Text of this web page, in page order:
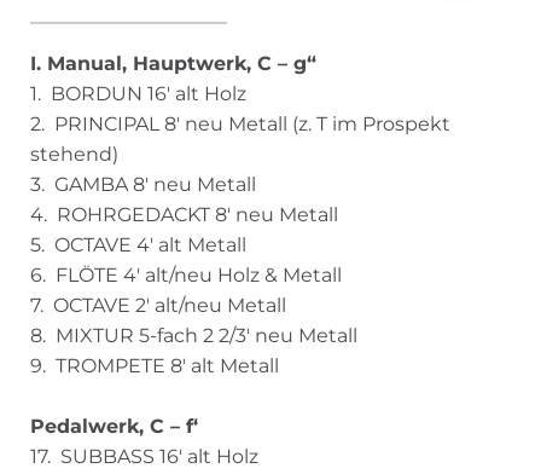
I. Manual, Hauptwerk, C – g“
1. BORDUN 16′ alt Holz
2. PRINCIPAL 8′ neu Metall (z. T im Prospekt
stehend)
3. GAMBA 8′ neu Metall
4. ROHRGEDACKT 8′ neu Metall
5. OCTAVE 4′ alt Metall
6. FLÖTE 4′ alt/neu Holz & Metall
7. OCTAVE 2′ alt/neu Metall
8. MIXTUR 5-fach 2 2/3′ neu Metall
9. TROMPETE 8′ alt Metall
Pedalwerk, C – f‘
17. SUBBASS 16′ alt Holz